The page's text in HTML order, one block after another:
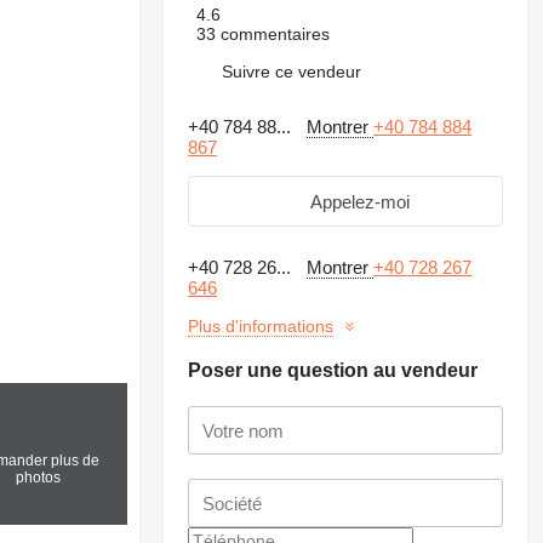
plus de
photos
4.6
33 commentaires
Suivre ce vendeur
+40 784 88... Montrer+40 784 884
867
Appelez-moi
+40 728 26... Montrer+40 728 267
646
Plus d'informations
Poser une question au vendeur